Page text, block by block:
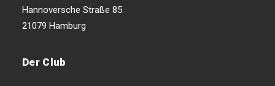
Hannoversche Straße 85
21079 Hamburg
Der Club